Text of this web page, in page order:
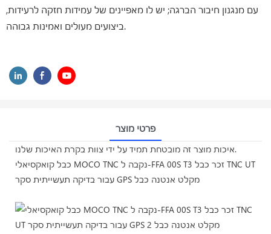
עם מנגנון חיבור הברגה; יש לו מאפיינים של עמידות חזקה לרעידות,
ביצועים מעולים ואמינות גבוהה.
פרטי מוצר
איכות מוצר זה מובטחת תמיד על ידי צוות בקרת האיכות שלנו.
כבל קואקסיאלי MOCO TNC נקבה ל-FFA 00S T3 זכר כבל TNC UT
עבור בדיקה תעשייתית סקר GPS מקלט אנטנה כבל